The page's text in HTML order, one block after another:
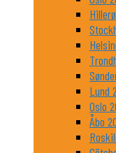
Lund
Oslo
Åbo